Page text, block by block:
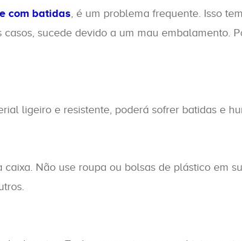
com batidas, é um problema frequente. Isso
sucede devido a um mau embalamento.
ligeiro e resistente, poderá sofrer batidas e
Não use roupa ou bolsas de plástico em